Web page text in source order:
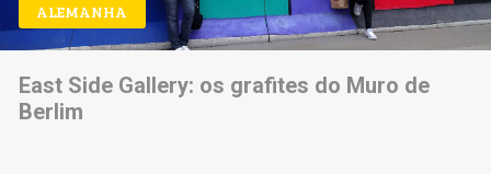
ALEMANHA
East Side Gallery: os grafites do Muro de
Berlim